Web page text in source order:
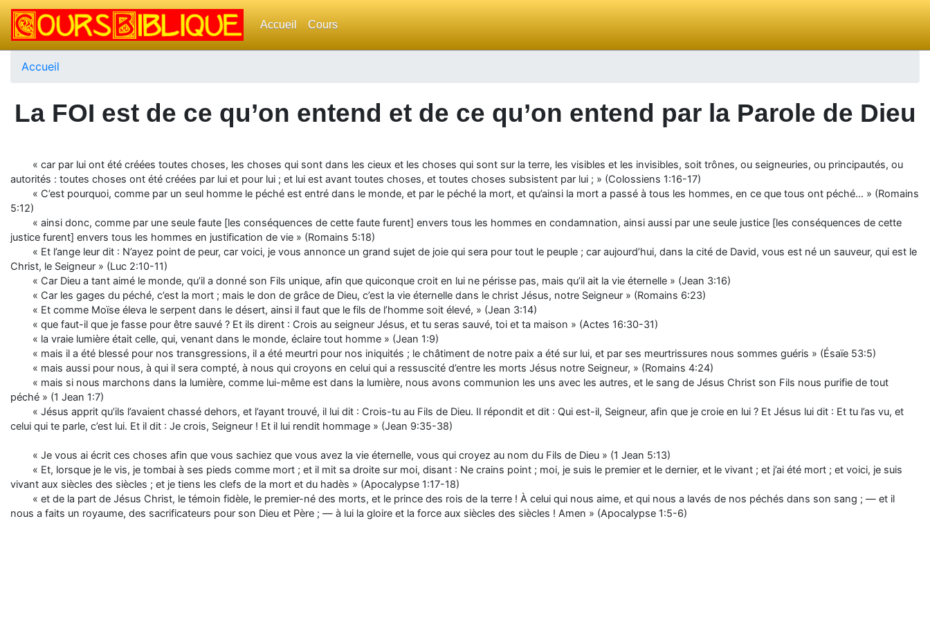
Accueil Cours
Accueil
La FOI est de ce qu’on entend et de ce qu’on entend par la Parole de Dieu
« car par lui ont été créées toutes choses, les choses qui sont dans les cieux et les choses qui sont sur la terre, les visibles et les invisibles, soit trônes, ou seigneuries, ou principautés, ou
autorités : toutes choses ont été créées par lui et pour lui ; et lui est avant toutes choses, et toutes choses subsistent par lui ; » (Colossiens 1:16-17)
« C’est pourquoi, comme par un seul homme le péché est entré dans le monde, et par le péché la mort, et qu’ainsi la mort a passé à tous les hommes, en ce que tous ont péché... » (Romains
5:12)
« ainsi donc, comme par une seule faute [les conséquences de cette faute furent] envers tous les hommes en condamnation, ainsi aussi par une seule justice [les conséquences de cette
justice furent] envers tous les hommes en justification de vie » (Romains 5:18)
« Et l’ange leur dit : N’ayez point de peur, car voici, je vous annonce un grand sujet de joie qui sera pour tout le peuple ; car aujourd’hui, dans la cité de David, vous est né un sauveur, qui est le
Christ, le Seigneur » (Luc 2:10-11)
« Car Dieu a tant aimé le monde, qu’il a donné son Fils unique, afin que quiconque croit en lui ne périsse pas, mais qu’il ait la vie éternelle » (Jean 3:16)
« Car les gages du péché, c’est la mort ; mais le don de grâce de Dieu, c’est la vie éternelle dans le christ Jésus, notre Seigneur » (Romains 6:23)
« Et comme Moïse éleva le serpent dans le désert, ainsi il faut que le fils de l’homme soit élevé, » (Jean 3:14)
« que faut-il que je fasse pour être sauvé ? Et ils dirent : Crois au seigneur Jésus, et tu seras sauvé, toi et ta maison » (Actes 16:30-31)
« la vraie lumière était celle, qui, venant dans le monde, éclaire tout homme » (Jean 1:9)
« mais il a été blessé pour nos transgressions, il a été meurtri pour nos iniquités ; le châtiment de notre paix a été sur lui, et par ses meurtrissures nous sommes guéris » (Ésaïe 53:5)
« mais aussi pour nous, à qui il sera compté, à nous qui croyons en celui qui a ressuscité d’entre les morts Jésus notre Seigneur, » (Romains 4:24)
« mais si nous marchons dans la lumière, comme lui-même est dans la lumière, nous avons communion les uns avec les autres, et le sang de Jésus Christ son Fils nous purifie de tout
péché » (1 Jean 1:7)
« Jésus apprit qu’ils l’avaient chassé dehors, et l’ayant trouvé, il lui dit : Crois-tu au Fils de Dieu. Il répondit et dit : Qui est-il, Seigneur, afin que je croie en lui ? Et Jésus lui dit : Et tu l’as vu, et
celui qui te parle, c’est lui. Et il dit : Je crois, Seigneur ! Et il lui rendit hommage » (Jean 9:35-38)
« Je vous ai écrit ces choses afin que vous sachiez que vous avez la vie éternelle, vous qui croyez au nom du Fils de Dieu » (1 Jean 5:13)
« Et, lorsque je le vis, je tombai à ses pieds comme mort ; et il mit sa droite sur moi, disant : Ne crains point ; moi, je suis le premier et le dernier, et le vivant ; et j’ai été mort ; et voici, je suis
vivant aux siècles des siècles ; et je tiens les clefs de la mort et du hadès » (Apocalypse 1:17-18)
« et de la part de Jésus Christ, le témoin fidèle, le premier-né des morts, et le prince des rois de la terre ! À celui qui nous aime, et qui nous a lavés de nos péchés dans son sang ; — et il
nous a faits un royaume, des sacrificateurs pour son Dieu et Père ; — à lui la gloire et la force aux siècles des siècles ! Amen » (Apocalypse 1:5-6)